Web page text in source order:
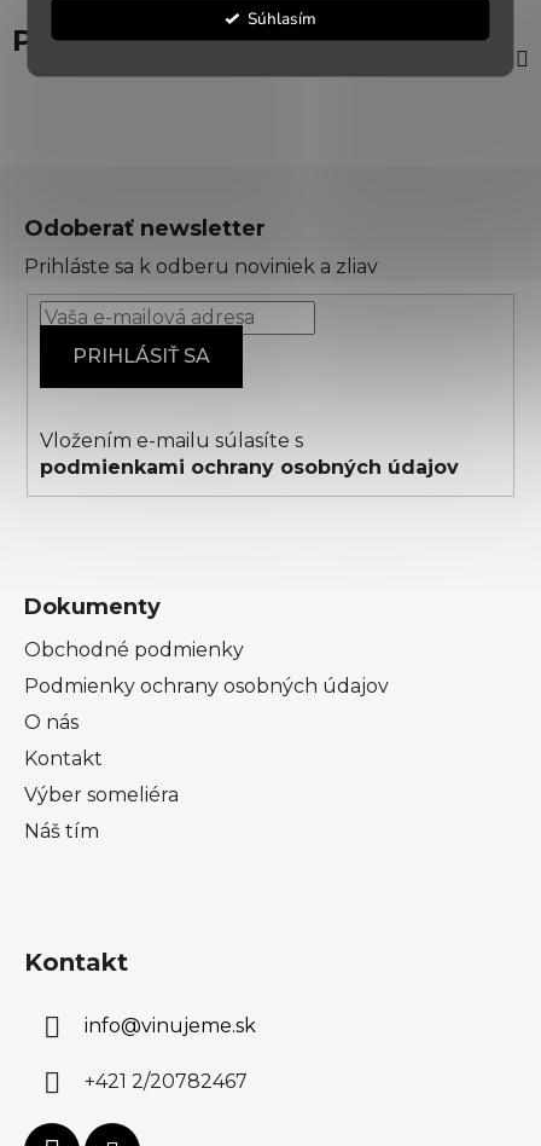
Súhlasím
Popis
Odoberať newsletter
Prihláste sa k odberu noviniek a zliav
PRIHLÁSIŤ SA
Vložením e-mailu súlasíte s
podmienkami ochrany osobných údajov
Dokumenty
Obchodné podmienky
Podmienky ochrany osobných údajov
O nás
Kontakt
Výber someliéra
Náš tím
Kontakt
info@vinujeme.sk
+421 2/20782467